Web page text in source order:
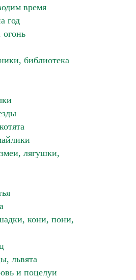
время
год
библиотека
лягушки,
кони, пони,
львята
и поцелуи